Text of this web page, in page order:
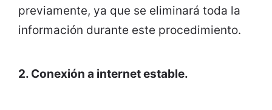
previamente, ya que se eliminará toda la
información durante este procedimiento.
2. Conexión a internet estable.